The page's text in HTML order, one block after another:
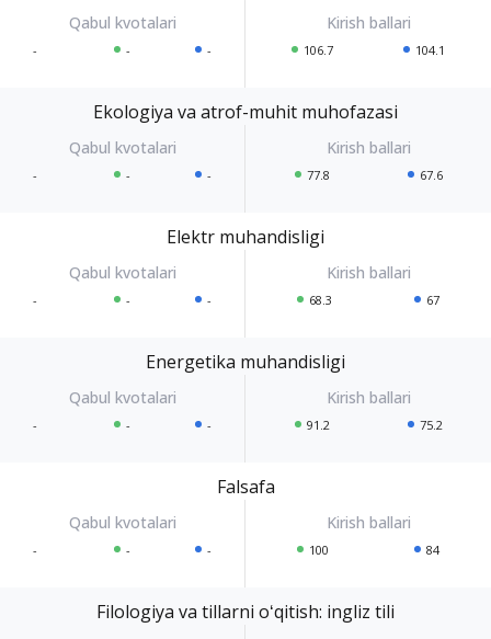
- - - 106.7 104.1
Ekologiya va atrof-muhit muhofazasi
- - - 77.8 67.6
Elektr muhandisligi
- - - 68.3 67
Energetika muhandisligi
- - - 91.2 75.2
Falsafa
- - - 100 84
Filologiya va tillarni oʻqitish: ingliz tili